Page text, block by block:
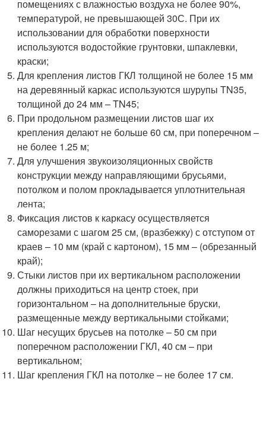
помещениях с влажностью воздуха не более 90%,
температурой, не превышающей 30С. При их
использовании для обработки поверхности
используются водостойкие грунтовки, шпаклевки,
краски;
Для крепления листов ГКЛ толщиной не более 15 мм
на деревянный каркас используются шурупы TN35,
толщиной до 24 мм – TN45;
При продольном размещении листов шаг их
крепления делают не больше 60 см, при поперечном –
не более 1.25 м;
Для улучшения звукоизоляционных свойств
конструкции между направляющими брусьями,
потолком и полом прокладывается уплотнительная
лента;
Фиксация листов к каркасу осуществляется
саморезами с шагом 25 см, (вразбежку) с отступом от
краев – 10 мм (край с картоном), 15 мм – (обрезанный
край);
Стыки листов при их вертикальном расположении
должны приходиться на центр стоек, при
горизонтальном – на дополнительные бруски,
размещенные между вертикальными стойками;
Шаг несущих брусьев на потолке – 50 см при
поперечном расположении ГКЛ, 40 см – при
вертикальном;
Шаг крепления ГКЛ на потолке – не более 17 см.